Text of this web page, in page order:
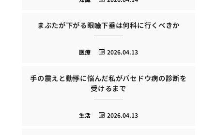
まぶたが下がる眼瞼下垂は何科に行くべきか
2026.04.13
医療
手の震えと動悸に悩んだ私がバセドウ病の診断を
受けるまで
2026.04.13
生活